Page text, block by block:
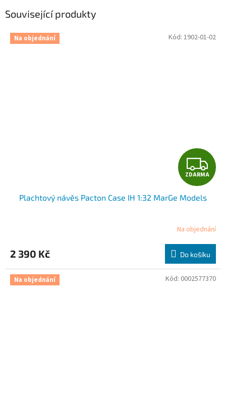
Související produkty
Na objednání
Z
D
R
M
A
ZDARMA
Plachtový návěs Pacton Case IH 1:32 MarGe Models
Na objednání
2 390 Kč Do košíku
Kód: 1902-01-02
Na objednání Kód: 0002577370